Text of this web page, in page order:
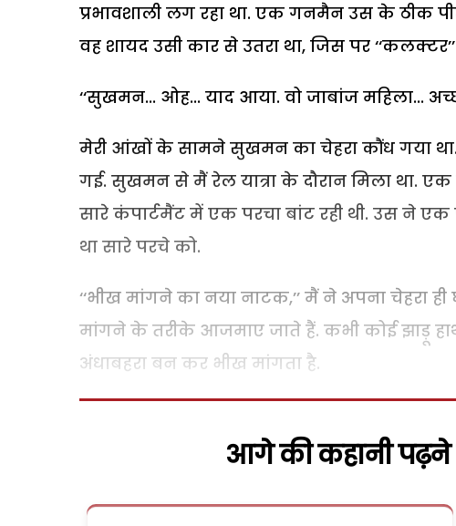
प्रभावशाली लग रहा था. एक गनमैन उस के ठीक
वह शायद उसी कार से उतरा था, जिस पर
‘‘सुखमन... ओह... याद आया. वो जाबांज महिला...
मेरी आंखों के सामने सुखमन का चेहरा कौंध गया
गई. सुखमन से मैं रेल यात्रा के दौरान मिला था.
सारे कंपार्टमैंट में एक परचा बांट रही थी. उस ने
था सारे परचे को.
‘‘भीख मांगने का नया नाटक,’’ मैं ने अपना चेहरा
मांगने के तरीके आजमाए जाते हैं. कभी कोई झाड़ू
अंधाबहरा बन कर भीख मांगता है.
आगे की कहानी पढ़ने